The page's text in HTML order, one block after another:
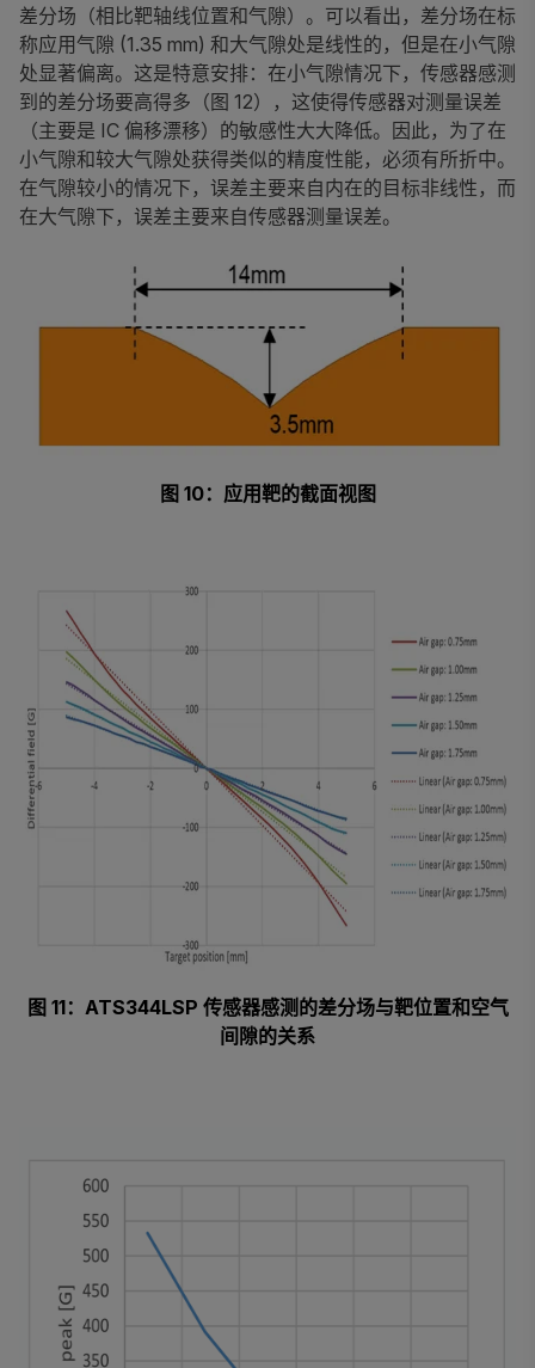
差分场（相比靶轴线位置和气隙）。可以看出，差分场在标
称应用气隙 (1.35 mm) 和大气隙处是线性的，但是在小气隙
处显著偏离。这是特意安排：在小气隙情况下，传感器感测
到的差分场要高得多（图 12），这使得传感器对测量误差
（主要是 IC 偏移漂移）的敏感性大大降低。因此，为了在
小气隙和较大气隙处获得类似的精度性能，必须有所折中。
在气隙较小的情况下，误差主要来自内在的目标非线性，而
在大气隙下，误差主要来自传感器测量误差。
图 10：应用靶的截面视图
图 11：ATS344LSP 传感器感测的差分场与靶位置和空气
间隙的关系